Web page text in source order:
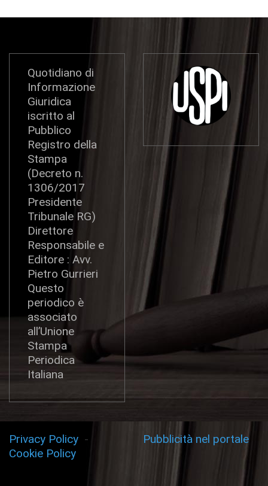
Quotidiano di
Informazione
Giuridica
iscritto al
Pubblico
Registro della
Stampa
(Decreto n.
1306/2017
Presidente
Tribunale RG)
Direttore
Responsabile e
Editore : Avv.
Pietro Gurrieri
Questo
periodico è
associato
all’Unione
Stampa
Periodica
Italiana
Privacy Policy -
Cookie Policy
Pubblicità nel portale